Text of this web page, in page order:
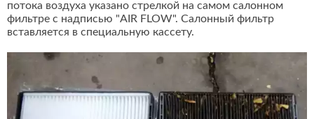
потока воздуха указано стрелкой на самом салонном
фильтре с надписью "AIR FLOW". Салонный фильтр
вставляется в специальную кассету.